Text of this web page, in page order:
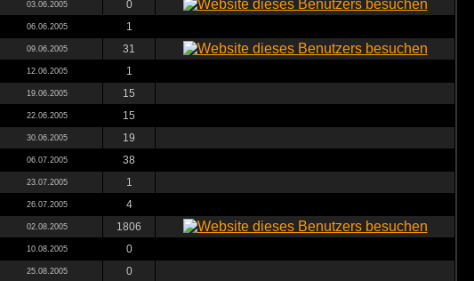
03.06.2005
0
06.06.2005
1
09.06.2005
31
12.06.2005
1
19.06.2005
15
22.06.2005
15
30.06.2005
19
06.07.2005
38
23.07.2005
1
26.07.2005
4
02.08.2005
1806
10.08.2005
0
25.08.2005 0